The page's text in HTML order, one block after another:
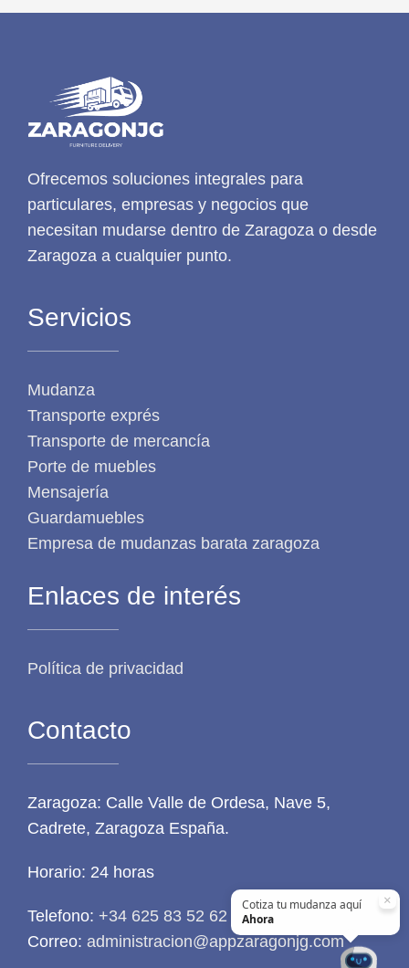
Ofrecemos soluciones integrales para
particulares, empresas y negocios que
necesitan mudarse dentro de Zaragoza o desde
Zaragoza a cualquier punto.
Servicios
Mudanza
Transporte exprés
Transporte de mercancía
Porte de muebles
Mensajería
Guardamuebles
Empresa de mudanzas barata zaragoza
Enlaces de interés
Política de privacidad
Contacto
Zaragoza: Calle Valle de Ordesa, Nave 5,
Cadrete, Zaragoza España.
Horario: 24 horas
Telefono: +34 625 83 52 62
Correo: administracion@appzaragonjg.com
×
Cotiza tu mudanza aquí
Ahora